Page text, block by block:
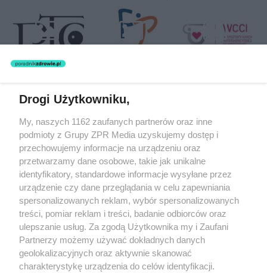
Żaden utwór zamieszczony w serwisie nie może być powielany i
rozpowszechniany lub dalej rozpowszechniany w jakikolwiek sposób
(w tym także elektroniczny lub mechaniczny) na jakimkolwiek polu
eksploatacji w jakiejkolwiek formie, włącznie z umieszczaniem w
Internecie bez pisemnej zgody właściciela praw. Jakiekolwiek użycie
lub wykorzystanie utworów w całości lub w części z naruszeniem
prawa, tzn. bez właściwej zgody, jest zabronione pod groźbą kary i
może być ścigane prawnie.
O nas
Drogi Użytkowniku,
My, naszych 1162 zaufanych partnerów oraz inne
podmioty z Grupy ZPR Media uzyskujemy dostęp i
przechowujemy informacje na urządzeniu oraz
przetwarzamy dane osobowe, takie jak unikalne
identyfikatory, standardowe informacje wysyłane przez
urządzenie czy dane przeglądania w celu zapewniania
spersonalizowanych reklam, wybór spersonalizowanych
treści, pomiar reklam i treści, badanie odbiorców oraz
ulepszanie usług. Za zgodą Użytkownika my i Zaufani
Partnerzy możemy używać dokładnych danych
geolokalizacyjnych oraz aktywnie skanować
charakterystykę urządzenia do celów identyfikacji.